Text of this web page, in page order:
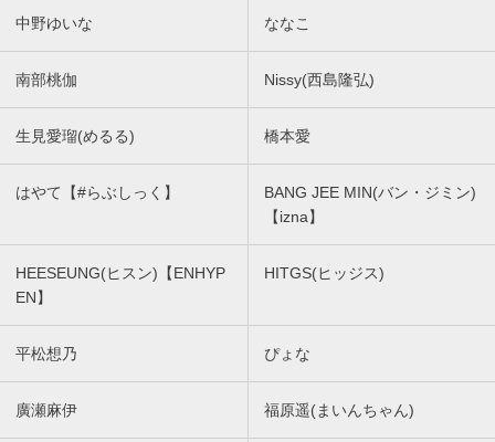
中野ゆいな ななこ
南部桃伽 Nissy(西島隆弘)
生見愛瑠(めるる) 橋本愛
はやて【#らぶしっく】
BANG JEE MIN(バン・ジミン)
【izna】
HEESEUNG(ヒスン)【ENHYP
EN】
HITGS(ヒッジス)
平松想乃 ぴょな
廣瀬麻伊 福原遥(まいんちゃん)